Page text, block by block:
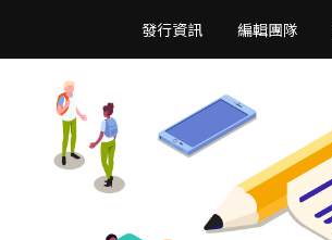
主
發行資訊 編輯團隊